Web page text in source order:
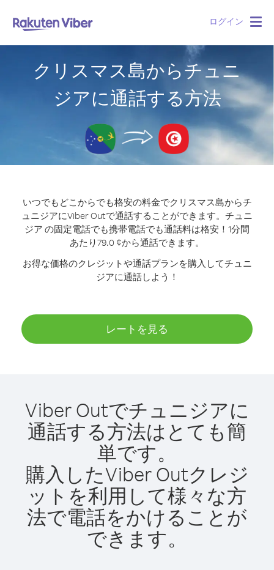
ログイン
クリスマス島からチュニ
ジアに通話する方法
いつでもどこからでも格安の料金でクリスマス島からチ
ュニジアにViber Outで通話することができます。 チュニ
ジア の固定電話でも携帯電話でも通話料は格安！1分間
あたり79.0 ¢から通話できます。
お得な価格のクレジットや通話プランを購入してチュニ
ジアに通話しよう！
レートを見る
Viber Outでチュニジアに
通話する方法はとても簡
単です。
購入したViber Outクレジ
ットを利用して様々な方
法で電話をかけることが
できます。